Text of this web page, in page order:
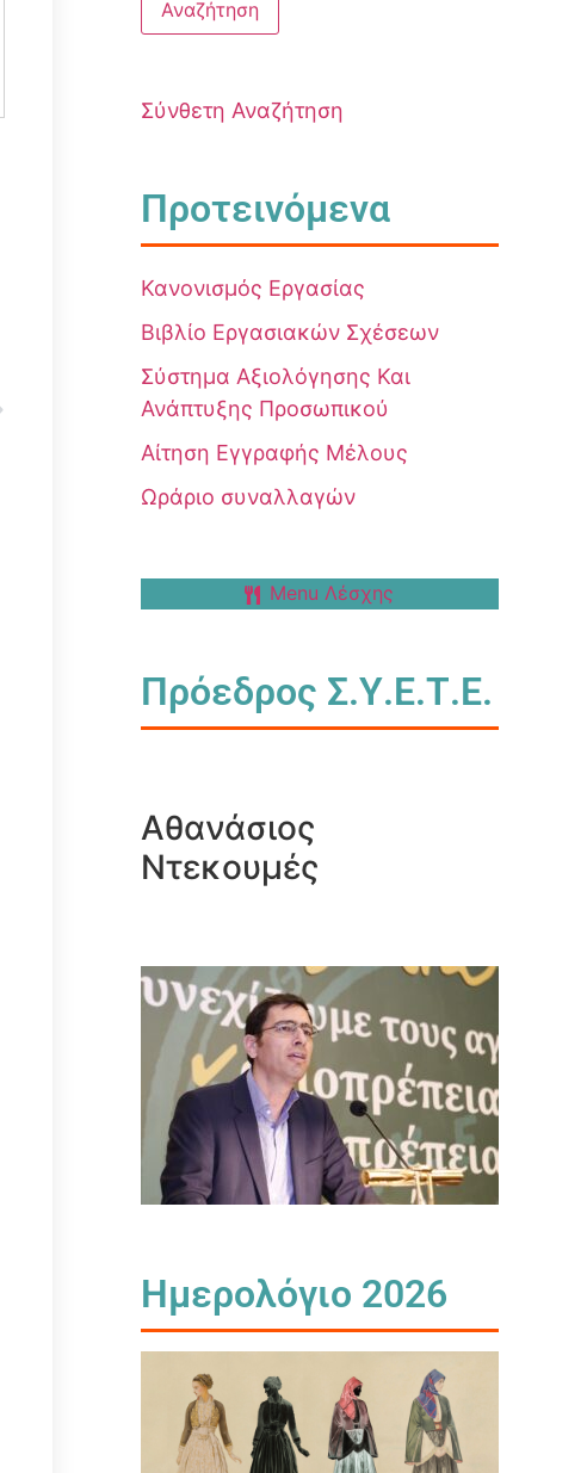
Σύνθετη Αναζήτηση
Προτεινόμενα
Κανονισμός Εργασίας
Βιβλίο Εργασιακών Σχέσεων
Σύστημα Αξιολόγησης Και
Ανάπτυξης Προσωπικού
Αίτηση Εγγραφής Μέλους
Ωράριο συναλλαγών
Menu Λέσχης
Πρόεδρος Σ.Υ.Ε.Τ.Ε.
Αθανάσιος
Ντεκουμές
Ημερολόγιο 2026